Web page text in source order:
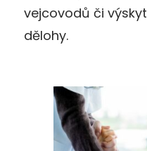
vejcovodů či výskyt
dělohy.